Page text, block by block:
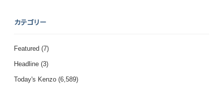
カテゴリー
Featured (7)
Headline (3)
Today's Kenzo (6,589)